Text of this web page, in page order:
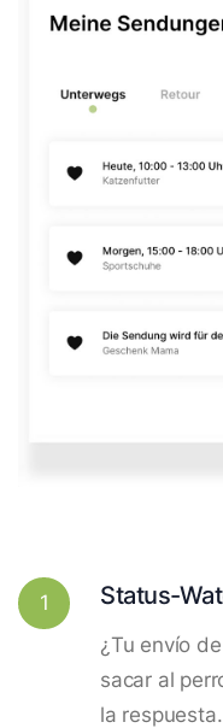
1 Status-
¿Tu envío
sacar al
la respuesta.